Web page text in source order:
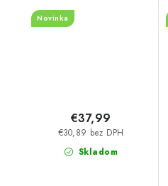
Novinka
Skladom
€30,89 bez DPH
€37,99